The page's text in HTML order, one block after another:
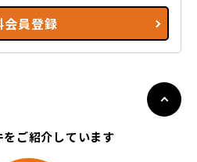
会員登録
ご紹介しています